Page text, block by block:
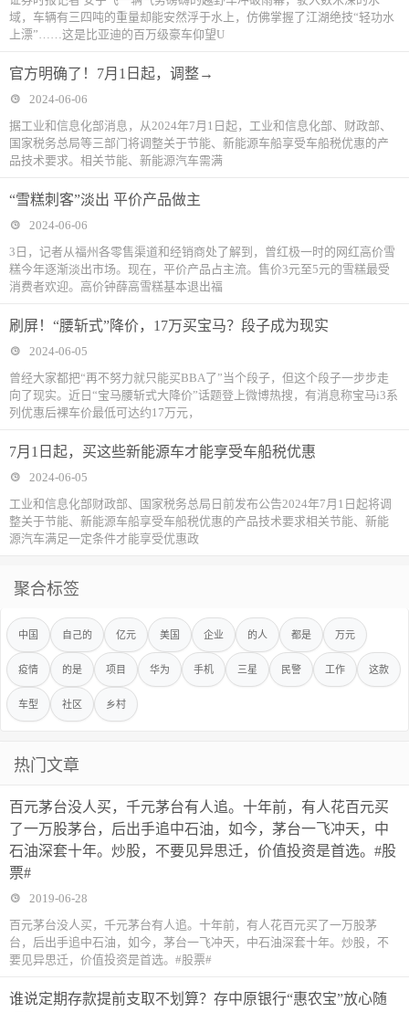
域，车辆有三四吨的重量却能安然浮于水上，仿佛掌握了江湖绝技“轻功水
上漂”……这是比亚迪的百万级豪车仰望U
官方明确了！7月1日起，调整→
2024-06-06
据工业和信息化部消息，从2024年7月1日起，工业和信息化部、财政部、
国家税务总局等三部门将调整关于节能、新能源车船享受车船税优惠的产
品技术要求。相关节能、新能源汽车需满
“雪糕刺客”淡出 平价产品做主
2024-06-06
3日，记者从福州各零售渠道和经销商处了解到，曾红极一时的网红高价雪
糕今年逐渐淡出市场。现在，平价产品占主流。售价3元至5元的雪糕最受
消费者欢迎。高价钟薛高雪糕基本退出福
刷屏！“腰斩式”降价，17万买宝马？段子成为现实
2024-06-05
曾经大家都把“再不努力就只能买BBA了”当个段子，但这个段子一步步走
向了现实。近日“宝马腰斩式大降价”话题登上微博热搜，有消息称宝马i3系
列优惠后裸车价最低可达约17万元，
7月1日起，买这些新能源车才能享受车船税优惠
2024-06-05
工业和信息化部财政部、国家税务总局日前发布公告2024年7月1日起将调
整关于节能、新能源车船享受车船税优惠的产品技术要求相关节能、新能
源汽车满足一定条件才能享受优惠政
聚合标签
中国 自己的 亿元 美国 企业 的人 都是 万元
疫情 的是 项目 华为 手机 三星 民警 工作 这款
车型 社区 乡村
热门文章
百元茅台没人买，千元茅台有人追。十年前，有人花百元买
了一万股茅台，后出手追中石油，如今，茅台一飞冲天，中
石油深套十年。炒股，不要见异思迁，价值投资是首选。#股
票#
2019-06-28
百元茅台没人买，千元茅台有人追。十年前，有人花百元买了一万股茅
台，后出手追中石油，如今，茅台一飞冲天，中石油深套十年。炒股，不
要见异思迁，价值投资是首选。#股票#
谁说定期存款提前支取不划算？存中原银行“惠农宝”放心随